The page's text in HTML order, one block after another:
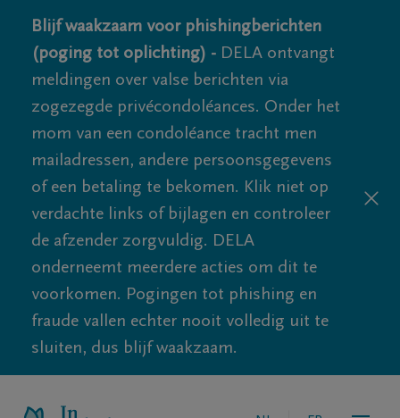
Blijf waakzaam voor phishingberichten
(poging tot oplichting) - DELA ontvangt
meldingen over valse berichten via
zogezegde privécondoléances. Onder het
mom van een condoléance tracht men
mailadressen, andere persoonsgegevens
of een betaling te bekomen. Klik niet op
verdachte links of bijlagen en controleer
de afzender zorgvuldig. DELA
onderneemt meerdere acties om dit te
voorkomen. Pogingen tot phishing en
fraude vallen echter nooit volledig uit te
sluiten, dus blijf waakzaam.